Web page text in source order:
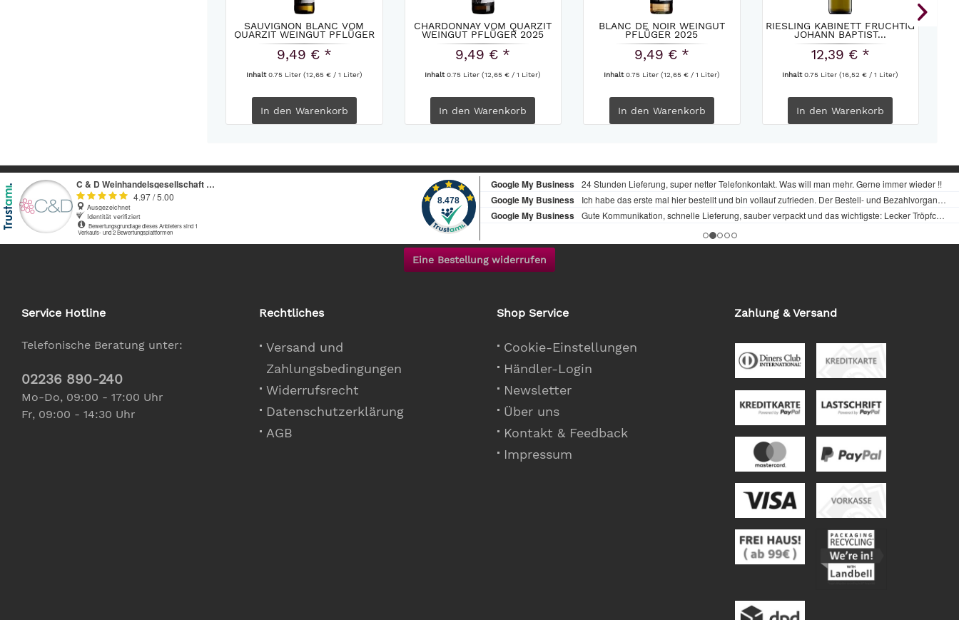
SAUVIGNON BLANC VOM
QUARZIT WEINGUT PFLÜGER
2025
9,49 € *
Inhalt0.75 Liter (12,65 € / 1 Liter)
In den Warenkorb
CHARDONNAY VOM QUARZIT
WEINGUT PFLÜGER 2025
9,49 € *
Inhalt0.75 Liter(12,65 € / 1 Liter)
In den Warenkorb
BLANC DE NOIR WEINGUT
PFLÜGER 2025
9,49 € *
Inhalt0.75 Liter (12,65 € / 1 Liter)
In den Warenkorb
RIESLING KABINETT FRUCHTIG
JOHANN BAPTIST...
12,39 € *
Inhalt0.75 Liter(16,52 € / 1 Liter)
In den Warenkorb
Eine Bestellung widerrufen
Service Hotline
Telefonische Beratung unter:
02236 890-240
Mo-Do, 09:00 - 17:00 Uhr
Fr, 09:00 - 14:30 Uhr
Rechtliches
Versand und
Zahlungsbedingungen
Widerrufsrecht
Datenschutzerklärung
AGB
Shop Service
Cookie-Einstellungen
Händler-Login
Newsletter
Über uns
Kontakt & Feedback
Impressum
Zahlung & Versand